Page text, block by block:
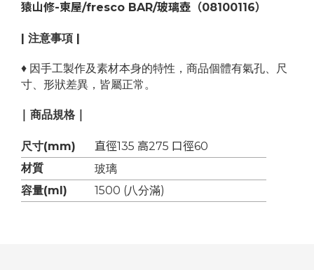
猿山修-東屋/fresco BAR/玻璃壺（08100116）
| 注意事項 |
♦ 因手工製作及素材本身的特性，商品個體有氣孔、尺
寸、形狀差異，皆屬正常。
| 商品規格 |
尺寸(mm)
直徑135 高275 口徑60
材質
玻璃
容量(ml) 1500 (八分滿)